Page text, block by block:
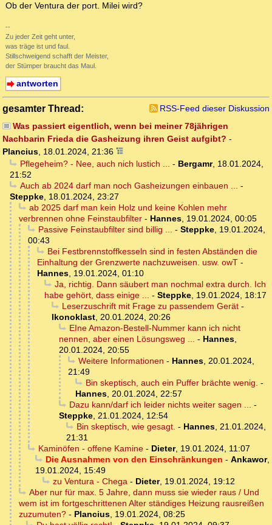
Ob der Ventura der port. Milei wird?
--
Zu jeder Zeit geht unter,
was träge ist und faul.
Stillschweigend schafft der Meister,
der Stümper braucht das Maul.
antworten
gesamter Thread:
RSS-Feed dieser Diskussion
Was passiert eigentlich, wenn bei meiner 78jährigen
Nachbarin Frieda die Gasheizung ihren Geist aufgibt? -
Plancius, 18.01.2024, 21:36
Pflegeheim? - Nee, auch nich lustich ... - Bergamr, 18.01.2024,
21:52
Auch ab 2024 darf man noch Gasheizungen einbauen ... -
Steppke, 18.01.2024, 23:27
ab 2025 darf man kein Holz und keine Kohlen mehr
verbrennen ohne Feinstaubfilter - Hannes, 19.01.2024, 00:05
Passive Feinstaubfilter sind billig ... - Steppke, 19.01.2024,
00:43
Bei Festbrennstoffkesseln sind in festen Abständen die
Einhaltung der Grenzwerte nachzuweisen. usw. owT -
Hannes, 19.01.2024, 01:10
Ja, richtig. Dann säubert man nochmal extra durch. Ich
habe gehört, dass einige ... - Steppke, 19.01.2024, 18:17
Leserzuschrift mit Frage zu passendem Gerät-
Ikonoklast, 20.01.2024, 20:26
EIne Amazon-Bestell-Nummer kann ich nicht
nennen, aber einen Lösungsweg ... - Hannes,
20.01.2024, 20:55
Weitere Informationen - Hannes, 20.01.2024,
21:49
Bin skeptisch, auch ein Puffer brächte wenig. -
Hannes, 20.01.2024, 22:57
Dazu kann/darf ich leider nichts weiter sagen ... -
Steppke, 21.01.2024, 12:54
Bin skeptisch, wie gesagt. - Hannes, 21.01.2024,
21:31
Kaminöfen - offene Kamine- Dieter, 19.01.2024, 11:07
Die Ausnahmen von den Einschränkungen - Ankawor,
19.01.2024, 15:49
zu Ventura - Chega- Dieter, 19.01.2024, 19:12
Aber nur für max. 5 Jahre, dann muss sie wieder raus / Und
wem ist im fortgeschrittenen Alter ständiges Heizung rausreißen
zuzumuten? - Plancius, 19.01.2024, 08:25